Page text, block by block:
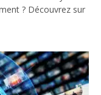
? Découvrez sur